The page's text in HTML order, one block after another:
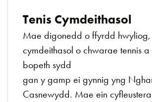
Tenis Cymdeithasol
Mae digonedd o ffyrdd hwyliog,
cymdeithasol o chwarae tennis
bopeth sydd
gan y gamp ei gynnig yng
Casnewydd. Mae ein